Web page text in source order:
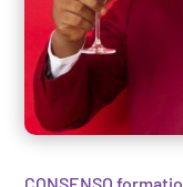
CONSENSO